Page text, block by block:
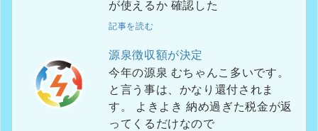
が使えるか 確認した
記事を読む
源泉徴収額が決定
今年の源泉 むちゃんこ多いです。
と言う事は、かなり還付されま
す。 よきよき 納め過ぎた税金が返
ってくるだけなので